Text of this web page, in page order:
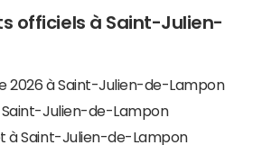
officiels à Saint-Julien-
2026 à Saint-Julien-de-Lampon
Saint-Julien-de-Lampon
à Saint-Julien-de-Lampon